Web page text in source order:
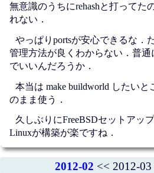
無意識のうちにrehashと打ってた
れない．
やっぱりportsが安心できるな．
管理方法が良くわからない．普通
でいいんだろうか．
本当は make buildworld したい
のまま使う．
久しぶりにFreeBSDセットアッ
Linuxが構築が楽ですね．
2012-02 << 2012-03